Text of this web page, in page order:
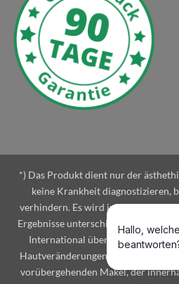
*) Das Produkt dient nur der
keine Krankheit diagnostizieren,
verhindern. Es wird in
Ergebnisse unterschiedlicher
International übernimmt keine
Hautveränderungen. Für
vorübergehenden Makel, der